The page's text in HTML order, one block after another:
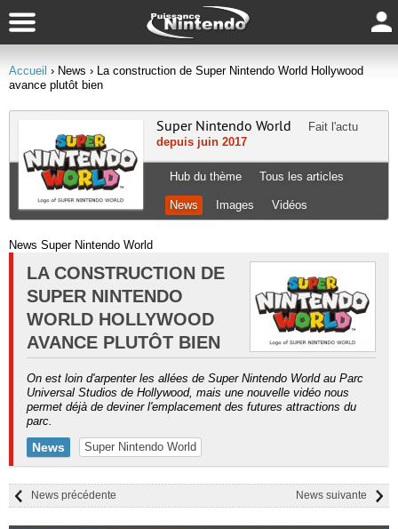
Accueil › News › La construction de Super Nintendo World Hollywood
avance plutôt bien
Super Nintendo World
Fait l'actu
depuis juin 2017
Hub du thème Tous les articles
News Images Vidéos
News Super Nintendo World
LA CONSTRUCTION DE
SUPER NINTENDO
WORLD HOLLYWOOD
AVANCE PLUTÔT BIEN
On est loin d'arpenter les allées de Super Nintendo World au Parc
Universal Studios de Hollywood, mais une nouvelle vidéo nous
permet déjà de deviner l'emplacement des futures attractions du
parc.
News Super Nintendo World
News suivante
News précédente